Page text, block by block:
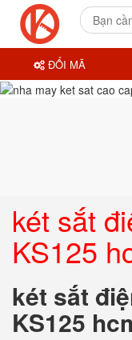
két sắt
KS125
két sắt
KS125
ĐỔI MÃ